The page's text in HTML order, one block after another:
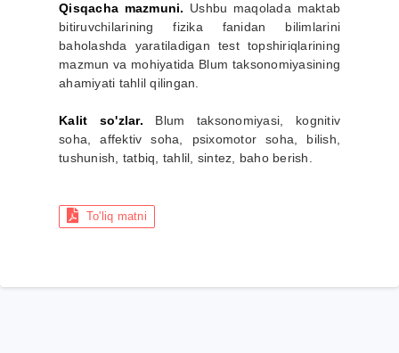
Qisqacha mazmuni. Ushbu maqolada maktab
bitiruvchilarining fizika fanidan bilimlarini
baholashda yaratiladigan test topshiriqlarining
mazmun va mohiyatida Blum taksonomiyasining
ahamiyati tahlil qilingan.
Kalit so'zlar. Blum taksonomiyasi, kognitiv
soha, affektiv soha, psixomotor soha, bilish,
tushunish, tatbiq, tahlil, sintez, baho berish.
To'liq matni